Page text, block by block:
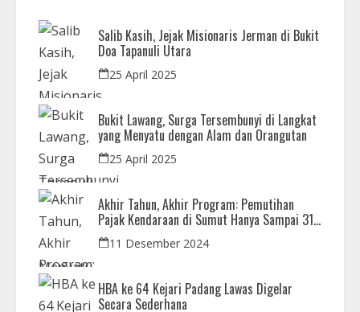
Salib Kasih, Jejak Misionaris Jerman di Bukit
Doa Tapanuli Utara
25 April 2025
Bukit Lawang, Surga Tersembunyi di Langkat
yang Menyatu dengan Alam dan Orangutan
25 April 2025
Akhir Tahun, Akhir Program: Pemutihan
Pajak Kendaraan di Sumut Hanya Sampai 31
Desember
11 Desember 2024
HBA ke 64 Kejari Padang Lawas Digelar
Secara Sederhana